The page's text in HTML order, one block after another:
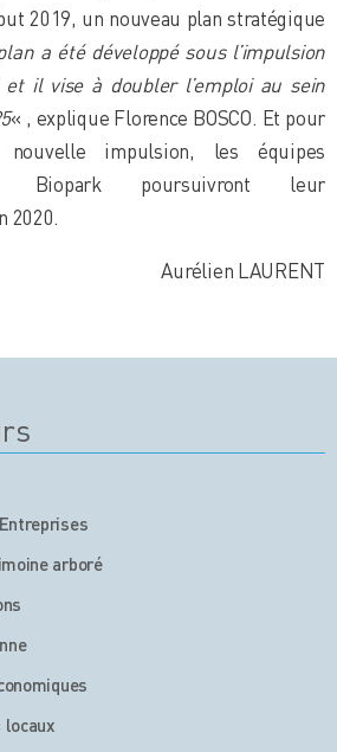
2019, un nouveau plan stratégique
a été développé sous l’impulsion
et il vise à doubler l’emploi au sein
« , explique Florence BOSCO. Et pour
nouvelle impulsion, les équipes
poursuivront leur
2020.
Aurélien LAURENT
arboré
locaux